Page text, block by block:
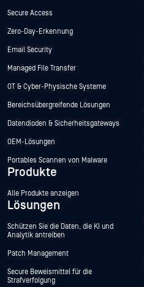
Secure Access
Zero-Day-Erkennung
Email Security
Managed File Transfer
OT & Cyber-Physische Systeme
Bereichsübergreifende Lösungen
Datendioden & Sicherheitsgateways
OEM-Lösungen
Portables Scannen von Malware
Produkte
Alle Produkte anzeigen
Lösungen
Schützen Sie die Daten, die KI und
Analytik antreiben
Patch Management
Secure Beweismittel für die
Strafverfolgung